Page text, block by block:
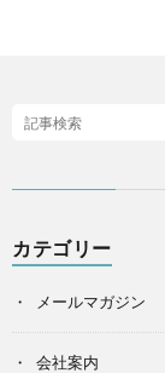
カテゴリー
メールマガジン
会社案内